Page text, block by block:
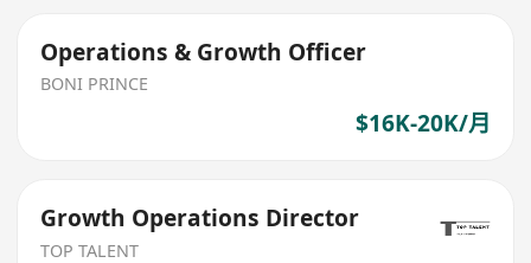
Operations & Growth Officer
BONI PRINCE
$16K-20K/月
Growth Operations Director
TOP TALENT